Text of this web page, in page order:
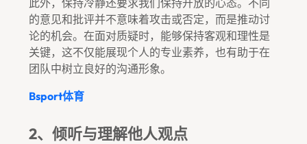
此外，保持冷静还要求我们保持开放的心态。不同
的意见和批评并不意味着攻击或否定，而是推动讨
论的机会。在面对质疑时，能够保持客观和理性是
关键，这不仅能展现个人的专业素养，也有助于在
团队中树立良好的沟通形象。
Bsport体育
2、倾听与理解他人观点